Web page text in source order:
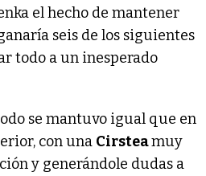
el hecho de mantener
seis de los siguientes
todo a un inesperado
se mantuvo igual que en
con una Cirsteamuy
y generándole dudas a